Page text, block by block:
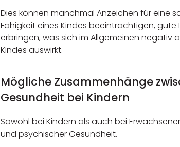
Dies können manchmal Anzeichen für eine
Fähigkeit eines Kindes beeinträchtigen,
erbringen, was sich im Allgemeinen
Kindes auswirkt.
Mögliche Zusammenhänge
Gesundheit bei Kindern
Sowohl bei Kindern als auch bei
und psychischer Gesundheit.